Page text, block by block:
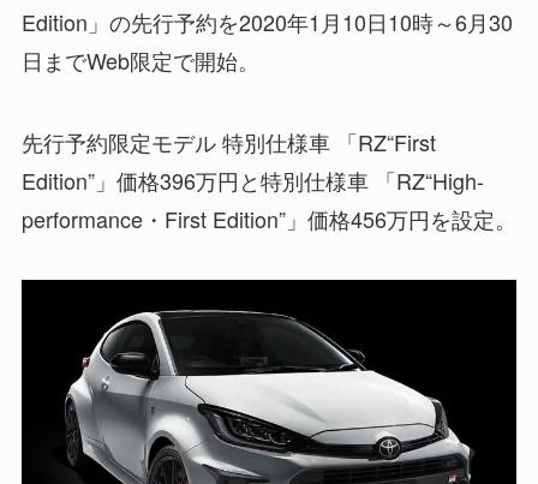
Edition」の先行予約を2020年1月10日10時～6月30
日までWeb限定で開始。
先行予約限定モデル 特別仕様車 「RZ“First
Edition”」価格396万円と特別仕様車 「RZ“High-
performance・First Edition”」価格456万円を設定。